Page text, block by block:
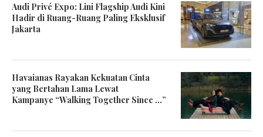
Audi Privé Expo: Lini Flagship Audi Kini
Hadir di Ruang-Ruang Paling Eksklusif
Jakarta
Havaianas Rayakan Kekuatan Cinta
yang Bertahan Lama Lewat
Kampanye “Walking Together Since …”